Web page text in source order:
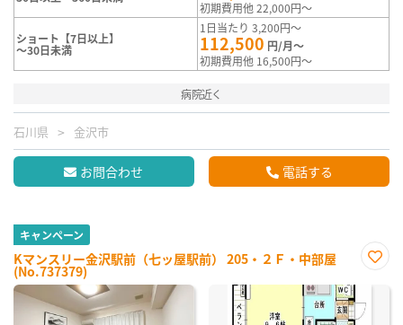
初期費用他 22,000円～
ショート【7日以上】
～30日未満
1日当たり 3,200円～
112,500 円/月～
初期費用他 16,500円～
病院近く
石川県 金沢市
お問合わせ 電話する
キャンペーン
Kマンスリー金沢駅前（七ッ屋駅前） 205・２Ｆ・中部屋
(No.737379)
に入
り登
録